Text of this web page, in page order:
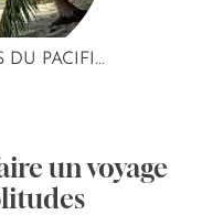
DU PACIFI...
un voyage